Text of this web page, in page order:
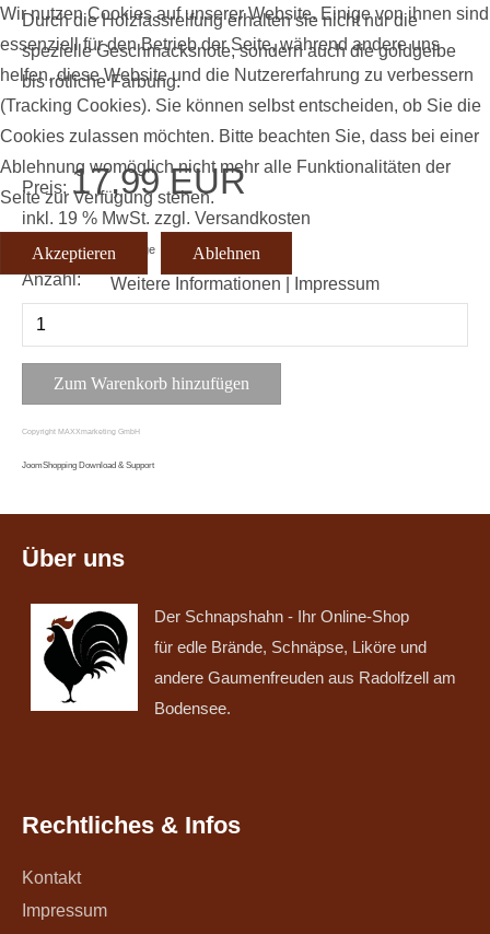
Durch die Holzfassreifung erhalten sie nicht nur die
spezielle Geschmacksnote, sondern auch die goldgelbe
bis rötliche Färbung.
Preis: 17,99 EUR
inkl. 19 % MwSt. zzgl. Versandkosten
Lieferzeit: 3 - 5 Werktage
Anzahl:
Copyright MAXXmarketing GmbH
JoomShopping Download & Support
Über uns
Der Schnapshahn - Ihr Online-Shop
für edle Brände, Schnäpse, Liköre und
andere Gaumenfreuden aus Radolfzell am
Bodensee.
Rechtliches & Infos
Kontakt
Impressum
Wir nutzen Cookies auf unserer Website. Einige von ihnen sind
essenziell für den Betrieb der Seite, während andere uns
helfen, diese Website und die Nutzererfahrung zu verbessern
(Tracking Cookies). Sie können selbst entscheiden, ob Sie die
Cookies zulassen möchten. Bitte beachten Sie, dass bei einer
Ablehnung womöglich nicht mehr alle Funktionalitäten der
Seite zur Verfügung stehen.
Akzeptieren
Ablehnen
Weitere Informationen
Impressum